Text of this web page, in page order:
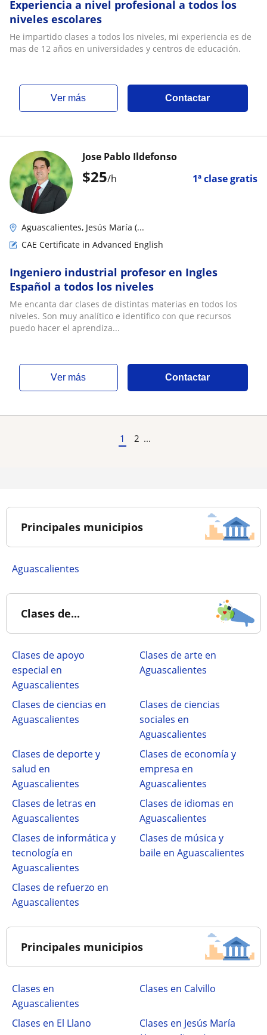
Experiencia a nivel profesional a todos los
niveles escolares
He impartido clases a todos los niveles, mi experiencia es de
mas de 12 años en universidades y centros de educación.
ver más Contactar
$25/h 1ª clase gratis
Jose Pablo Ildefonso
Aguascalientes, Jesús María (...
CAE Certificate in Advanced English
Ingeniero industrial profesor en Ingles
Español a todos los niveles
Me encanta dar clases de distintas materias en todos los
niveles. Son muy analítico e identifico con que recursos
puedo hacer el aprendiza...
ver más Contactar
1 2 ...
Principales municipios
Aguascalientes
Clases de...
Clases de apoyo
especial en
Aguascalientes
Clases de arte en
Aguascalientes
Clases de ciencias en
Aguascalientes
Clases de ciencias
sociales en
Aguascalientes
Clases de deporte y
salud en
Aguascalientes
Clases de economía y
empresa en
Aguascalientes
Clases de letras en
Aguascalientes
Clases de idiomas en
Aguascalientes
Clases de informática y
tecnología en
Aguascalientes
Clases de música y
baile en Aguascalientes
Clases de refuerzo en
Aguascalientes
Principales municipios
Clases en
Aguascalientes
Clases en Calvillo
Clases en El Llano
Clases en Jesús María